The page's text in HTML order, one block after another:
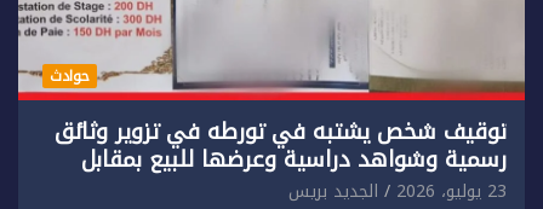
حوادث
توقيف شخص يشتبه في تورطه في تزوير وثائق
رسمية وشواهد دراسية وعرضها للبيع بمقابل
مادي.
23 يوليو، 2026 الجديد بريس